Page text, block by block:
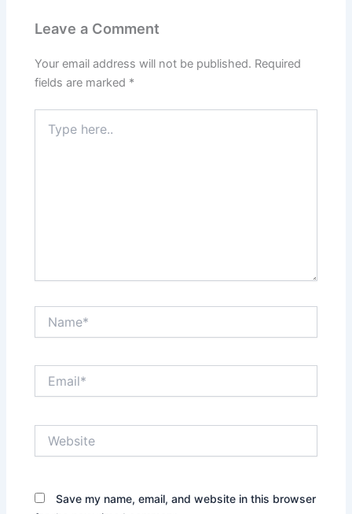
Leave a Comment
Your email address will not be published. Required
fields are marked *
here..
Save my name, email, and website in this browser